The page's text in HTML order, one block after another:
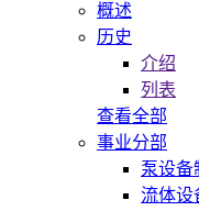
概述
历史
介绍
列表
查看全部
事业分部
泵设备
流体设